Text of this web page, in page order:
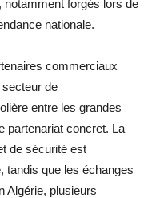
notamment forgés lors de
nationale.
commerciaux
de
entre les grandes
partenariat concret. La
de sécurité est
tandis que les échanges
Algérie, plusieurs